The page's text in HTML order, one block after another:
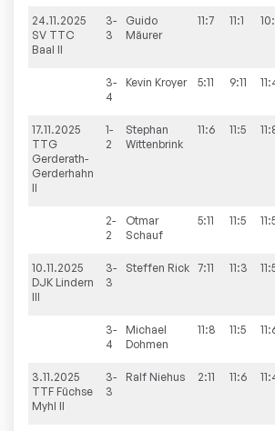
24.11.2025
SV TTC
Baal II
3-
3
Guido
Mäurer
11:7 11:1
3-
4
Kevin Kroyer 5:11 9:11
17.11.2025
TTG
Gerderath-
Gerderhahn
II
1-
2
Stephan
Wittenbrink
11:6 11:5
2-
2
Otmar
Schauf
5:11 11:5
10.11.2025
DJK Lindern
III
3-
3
Steffen Rick 7:11 11:3
3-
4
Michael
Dohmen
11:8 11:5
3.11.2025
TTF Füchse
Myhl II
3-
3
Ralf Niehus 2:11 11:6